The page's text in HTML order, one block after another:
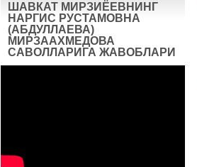
ШАВКАТ МИРЗИЁЕВНИНГ
НАРГИС РУСТАМОВНА
(АБДУЛЛАЕВА)
МИРЗААХМЕДОВА
САВОЛЛАРИГА ЖАВОБЛАРИ